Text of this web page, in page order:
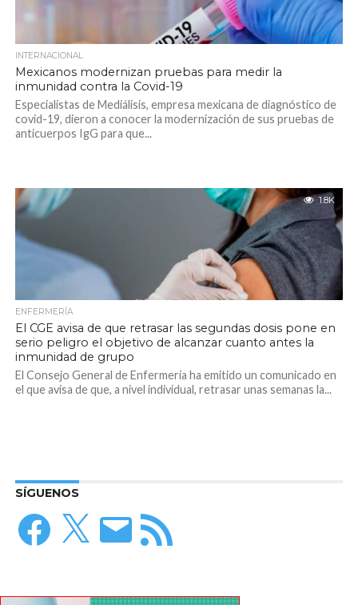
INTERNACIONAL
Mexicanos modernizan pruebas para medir la
inmunidad contra la Covid-19
Especialistas de Mediálisis, empresa mexicana de diagnóstico de
covid-19, dieron a conocer la modernización de sus pruebas de
anticuerpos IgG para que...
1.8K
ENFERMERÍA
El CGE avisa de que retrasar las segundas dosis pone en
serio peligro el objetivo de alcanzar cuanto antes la
inmunidad de grupo
El Consejo General de Enfermería ha emitido un comunicado en
el que avisa de que, a nivel individual, retrasar unas semanas la...
SÍGUENOS
Facebook
X
Correo
electrónico
Feed
RSS